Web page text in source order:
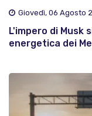
Giovedì, 06 Agosto
L'impero di Musk
energetica dei